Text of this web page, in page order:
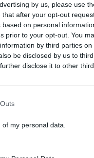
by us, please use
after your opt-out
on personal
prior to your opt-out. You
by third parties on
be disclosed by us to
disclose it to other
my personal data.
civil.
a
Datos
Turismo,